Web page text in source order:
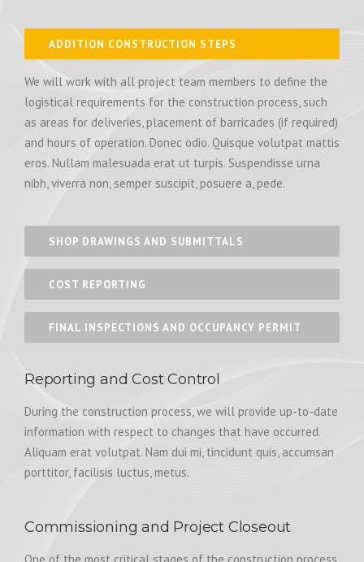
ADDITION CONSTRUCTION STEPS
We will work with all project team members to define the
logistical requirements for the construction process, such
as areas for deliveries, placement of barricades (if required)
and hours of operation. Donec odio. Quisque volutpat mattis
eros. Nullam malesuada erat ut turpis. Suspendisse urna
nibh, viverra non, semper suscipit, posuere a, pede.
SHOP DRAWINGS AND SUBMITTALS
COST REPORTING
FINAL INSPECTIONS AND OCCUPANCY PERMIT
Reporting and Cost Control
During the construction process, we will provide up-to-date
information with respect to changes that have occurred.
Aliquam erat volutpat. Nam dui mi, tincidunt quis, accumsan
porttitor, facilisis luctus, metus.
Commissioning and Project Closeout